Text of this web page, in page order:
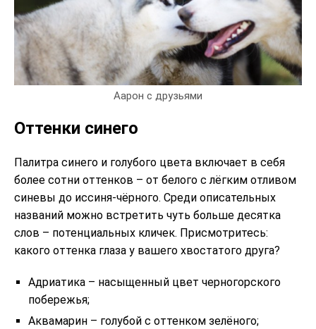
Аарон с друзьями
Оттенки синего
Палитра синего и голубого цвета включает в себя
более сотни оттенков – от белого с лёгким отливом
синевы до иссиня-чёрного. Среди описательных
названий можно встретить чуть больше десятка
слов – потенциальных кличек. Присмотритесь:
какого оттенка глаза у вашего хвостатого друга?
Адриатика – насыщенный цвет черногорского
побережья;
Аквамарин – голубой с оттенком зелёного;